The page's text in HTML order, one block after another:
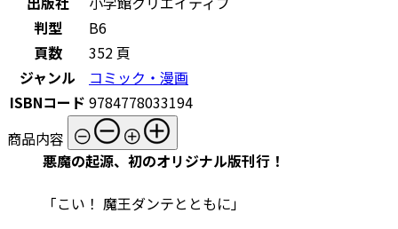
判型
B6
頁数
352 頁
ジャンル
コミック・漫画
ISBNコード 9784778033194
商品内容
悪魔の起源、初のオリジナル版刊行！
「こい！ 魔王ダンテとともに」